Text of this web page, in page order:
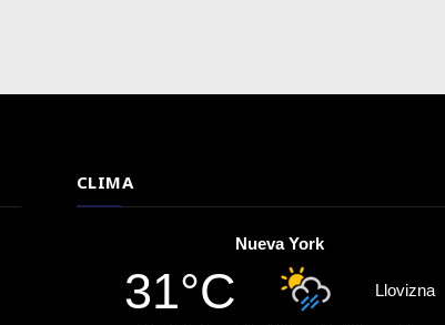
CLIMA
Nueva York
31°C Llovizna